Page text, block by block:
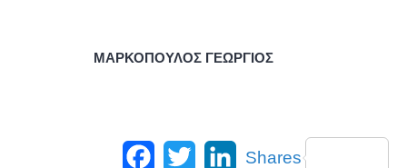
ΜΑΡΚΟΠΟΥΛΟΣ ΓΕΩΡΓΙΟΣ
Facebook
Twitter LinkedIn
Shares